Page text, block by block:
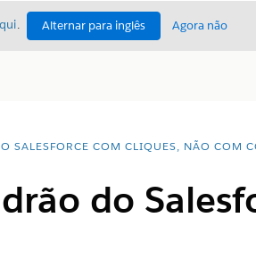
. Alternar para inglês Agora não
O SALESFORCE COM CLIQUES, NÃO COM
do